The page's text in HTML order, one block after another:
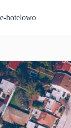
do
treści
e-hotelowo